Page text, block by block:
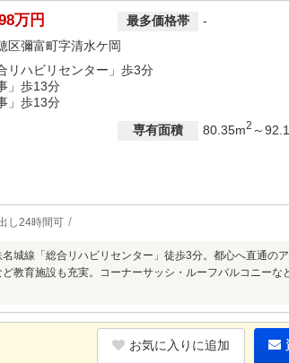
万円 最多価格帯
-
区彌富町字清水ケ岡
リハビリセンター」歩3分
」歩13分
」歩13分
専有面積 80.35m2 ～
し24時間可
城線「総合リハビリセンター」徒歩3分。都心へ直通の
教育施設も充実。コーナーサッシ・ルーフバルコニーな
お気に入りに追加